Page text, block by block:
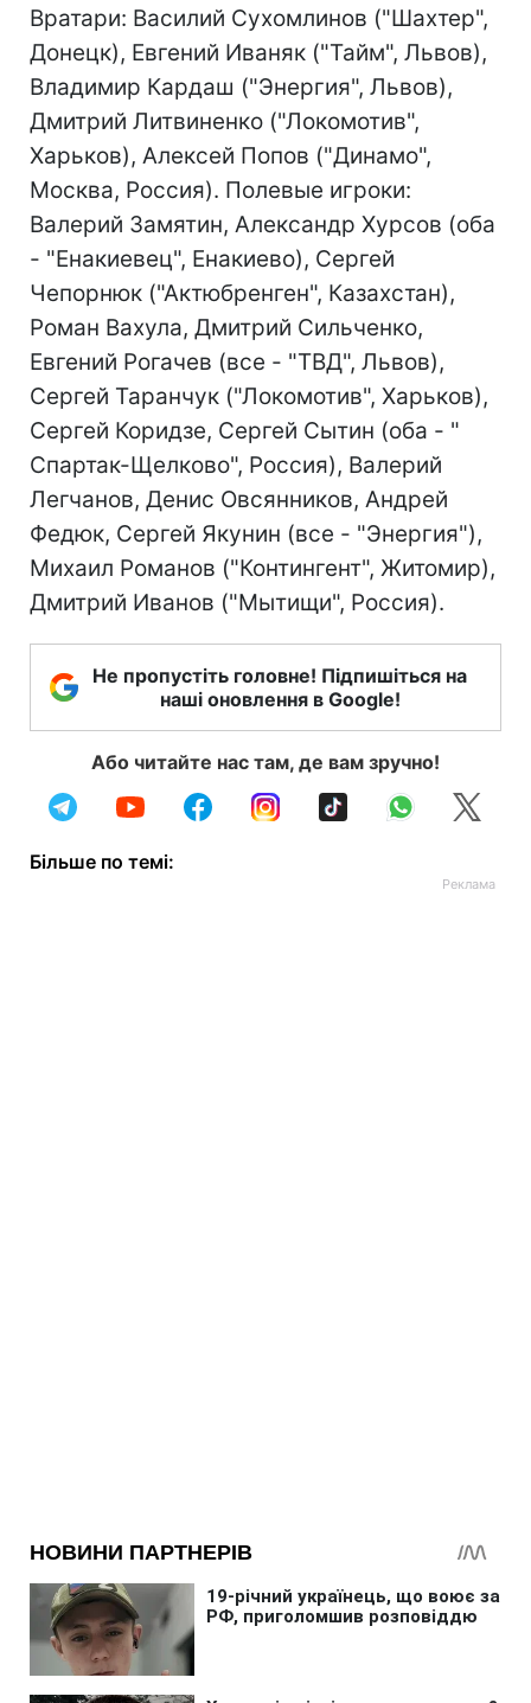
Вратари: Василий Сухомлинов ("Шахтер",
Донецк), Евгений Иваняк ("Тайм", Львов),
Владимир Кардаш ("Энергия", Львов),
Дмитрий Литвиненко ("Локомотив",
Харьков), Алексей Попов ("Динамо",
Москва, Россия). Полевые игроки:
Валерий Замятин, Александр Хурсов (оба
- "Енакиевец", Енакиево), Сергей
Чепорнюк ("Актюбренген", Казахстан),
Роман Вахула, Дмитрий Сильченко,
Евгений Рогачев (все - "ТВД", Львов),
Сергей Таранчук ("Локомотив", Харьков),
Сергей Коридзе, Сергей Сытин (оба - "
Спартак-Щелково", Россия), Валерий
Легчанов, Денис Овсянников, Андрей
Федюк, Сергей Якунин (все - "Энергия"),
Михаил Романов ("Контингент", Житомир),
Дмитрий Иванов ("Мытищи", Россия).
Не пропустіть головне! Підпишіться на
наші оновлення в Google!
Або читайте нас там, де вам зручно!
Більше по темі: